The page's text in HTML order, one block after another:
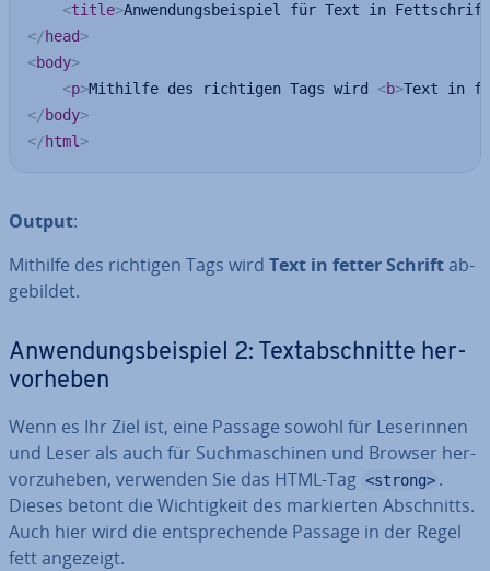
<title>Anwendungsbeispiel für Text in Fettschrift
</head>
<body>
<p>Mithilfe des richtigen Tags wird <b>Text in
</body>
</html >
Output:
Mithilfe des richtigen Tags wird Text in fetter Schriftab­
ge­bil­det.
An­wen­dungs­bei­spiel 2: Text­ab­schnit­te her­
vor­he­ben
Wenn es Ihr Ziel ist, eine Passage sowohl für Le­se­rin­nen
und Leser als auch für Such­ma­schi­nen und Browser her­
vor­zu­he­ben, verwenden Sie das HTML-Tag <strong> .
Dieses betont die Wich­tig­keit des mar­kier­ten Ab­schnitts.
Auch hier wird die ent­spre­chen­de Passage in der Regel
fett angezeigt.